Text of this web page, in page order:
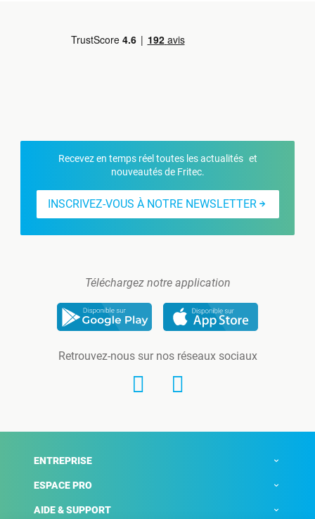
Recevez en temps réel toutes les actualités et
nouveautés de Fritec.
INSCRIVEZ-VOUS À NOTRE NEWSLETTER
Téléchargez notre application
Retrouvez-nous sur nos réseaux sociaux
ENTREPRISE
ESPACE PRO
AIDE & SUPPORT